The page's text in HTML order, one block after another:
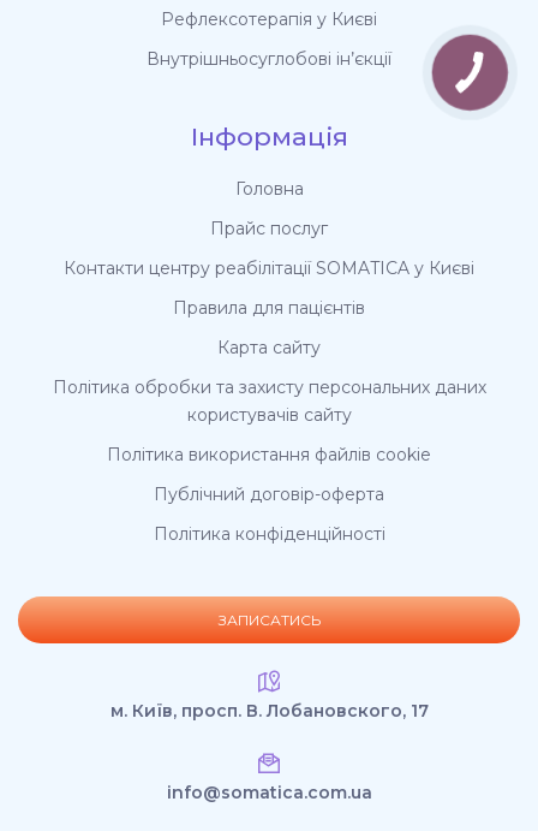
Рефлексотерапія у Києві
Внутрішньосуглобові ін’єкції
Інформація
Головна
Прайс послуг
Контакти центру реабілітації SOMATICA у Києві
Правила для пацієнтів
Карта сайту
Політика обробки та захисту персональних даних
користувачів сайту
Політика використання файлів cookie
Публічний договір-оферта
Політика конфіденційності
ЗАПИСАТИСЬ
м. Київ, просп. В. Лобановского, 17
info@somatica.com.ua